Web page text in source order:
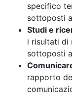
specifico
sottoposti
Studi e
i risultati di
sottoposti
rapporto